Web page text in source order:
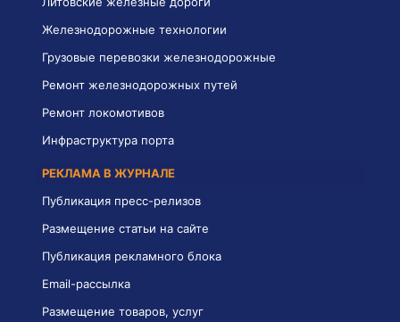
Железнодорожные технологии
Грузовые перевозки железнодорожные
Ремонт железнодорожных путей
Ремонт локомотивов
Инфраструктура порта
РЕКЛАМА В ЖУРНАЛЕ
Публикация пресс-релизов
Размещение статьи на сайте
Публикация рекламного блока
Email-рассылка
Размещение товаров, услуг